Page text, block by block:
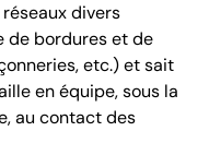
divers
de bordures et de
etc.) et sait
en équipe, sous la
au contact des